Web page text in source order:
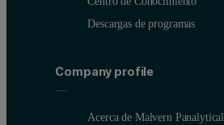
Descargas de programas
Company profile
Acerca de Malvern Panalytical